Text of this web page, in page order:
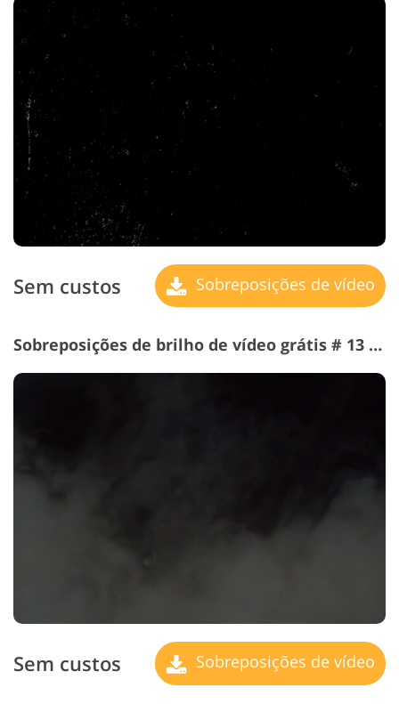
Sem custos Sobreposições de vídeo
Sobreposições de brilho de vídeo grátis # 13 "Ambiguity"
Sem custos Sobreposições de vídeo